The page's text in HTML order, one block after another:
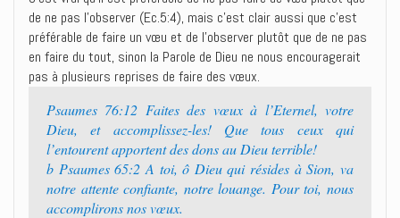
de ne pas l’observer (Ec.5:4), mais c’est clair aussi que c’est
préférable de faire un vœu et de l’observer plutôt que de ne pas
en faire du tout, sinon la Parole de Dieu ne nous encouragerait
pas à plusieurs reprises de faire des vœux.
Psaumes 76:12 Faites des vœux à l’Eternel, votre
Dieu, et accomplissez-les! Que tous ceux qui
l’entourent apportent des dons au Dieu terrible!
b Psaumes 65:2 A toi, ô Dieu qui résides à Sion, va
notre attente confiante, notre louange. Pour toi, nous
accomplirons nos vœux.